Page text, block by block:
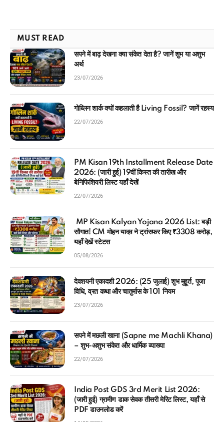
MUST READ
सपने में बाढ़ देखना क्या संकेत देता है? जानें शुभ या अशुभ
अर्थ
23/07/2026
गोब्लिन शार्क क्यों कहलाती है Living Fossil? जानें रहस्य
22/07/2026
PM Kisan 19th Installment Release Date
2026: (जारी हुई) 19वीं किस्त की तारीख और
बेनिफिशियरी लिस्ट यहाँ देखें
22/07/2026
MP Kisan Kalyan Yojana 2026 List: बड़ी
सौगात! CM मोहन यादव ने ट्रांसफर किए ₹3308 करोड़,
यहाँ देखें स्टेटस
05/08/2026
देवशयनी एकादशी 2026: (25 जुलाई) शुभ मुहूर्त, पूजा
विधि, व्रत कथा और चातुर्मास के 101 नियम
23/07/2026
सपने में मछली खाना (Sapne me Machli Khana)
– शुभ-अशुभ संकेत और धार्मिक व्याख्या
22/07/2026
India Post GDS 3rd Merit List 2026:
(जारी हुई) ग्रामीण डाक सेवक तीसरी मेरिट लिस्ट, यहाँ से
PDF डाउनलोड करें